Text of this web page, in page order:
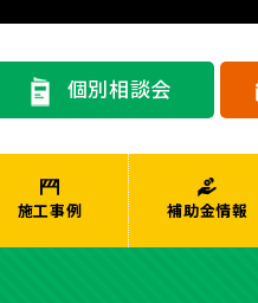
個別相談会
施工事例 補助金情報